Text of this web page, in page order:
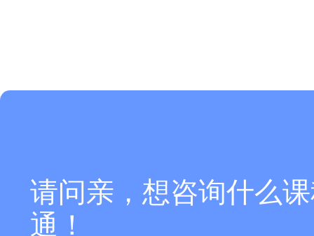
请问亲，想咨询什么
通！